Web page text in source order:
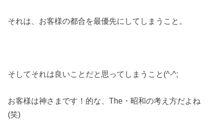
それは、お客様の都合を最優先にしてしまうこと。
そしてそれは良いことだと思ってしまうこと(^-^;
お客様は神さまです！的な、The・昭和の考え方だよね
(笑)